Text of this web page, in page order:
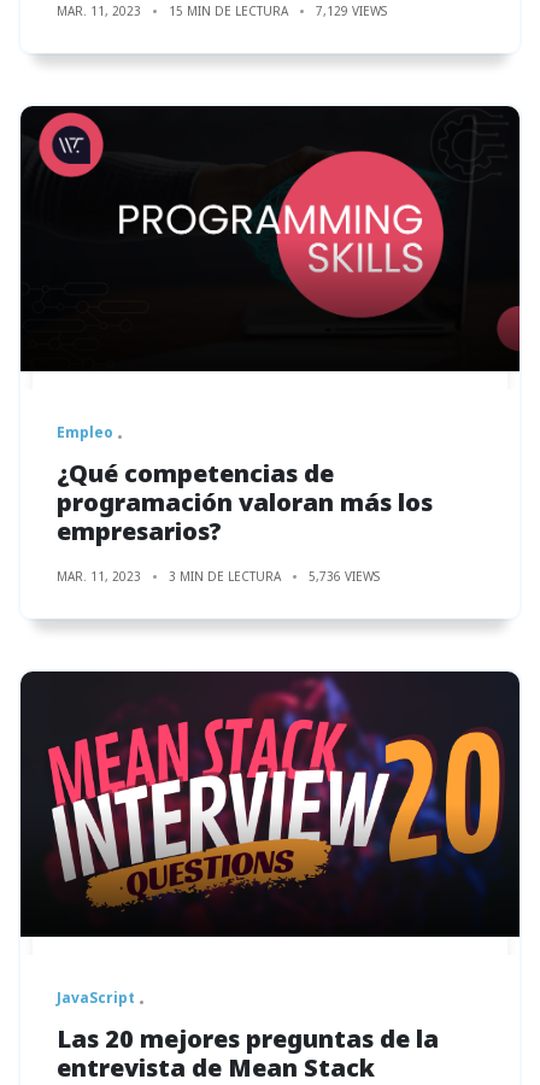
MAR. 11, 2023 15 MIN DE LECTURA 7,129 VIEWS
Empleo
¿Qué competencias de
programación valoran más los
empresarios?
MAR. 11, 2023 3 MIN DE LECTURA 5,736 VIEWS
JavaScript
Las 20 mejores preguntas de la
entrevista de Mean Stack